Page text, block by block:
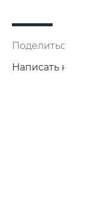
Поделиться:
Написать нам